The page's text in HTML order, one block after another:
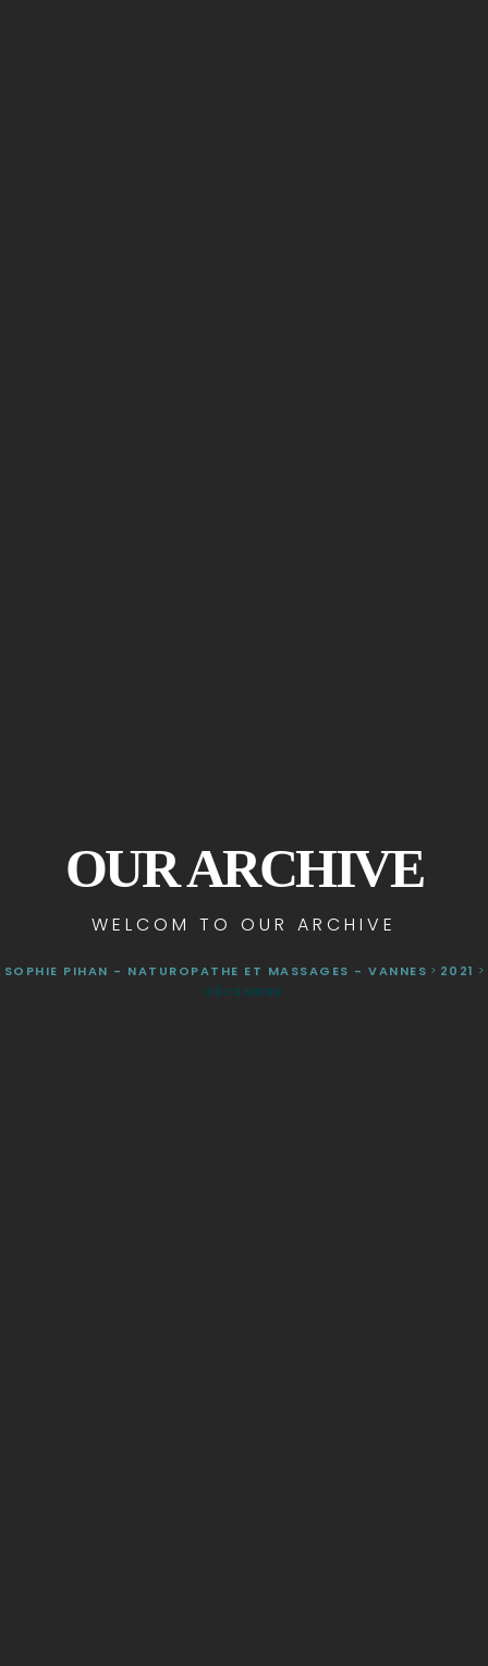
OUR ARCHIVE
WELCOM TO OUR ARCHIVE
SOPHIE PIHAN - NATUROPATHE ET MASSAGES - VANNES > 2021 >
DÉCEMBRE